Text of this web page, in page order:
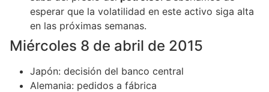
esperar que la volatilidad en este activo siga alta
en las próximas semanas.
Miércoles 8 de abril de 2015
Japón: decisión del banco central
Alemania: pedidos a fábrica